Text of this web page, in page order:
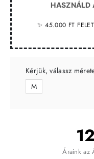
HASZNÁLD
✨ 45.000 FT
Áraink az
Kérjük, válassz
M